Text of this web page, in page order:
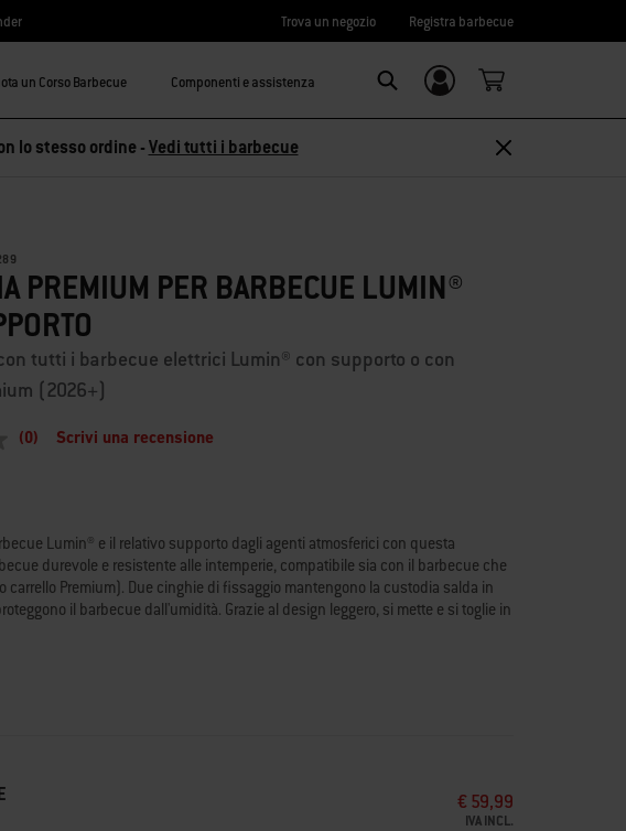
Trova un negozio Registra barbecue
un Corso Barbecue Componenti e assistenza
Accedi/
Registrati
lo stesso ordine -Vedi tutti i barbecue
PREMIUM PER BARBECUE LUMIN®
tutti i barbecue elettrici Lumin® con supporto o con
(2026+)
(0) Scrivi una recensione
Lumin® e il relativo supporto dagli agenti atmosferici con questa
durevole e resistente alle intemperie, compatibile sia con il barbecue che
carrello Premium). Due cinghie di fissaggio mantengono la custodia salda in
il barbecue dall'umidità. Grazie al design leggero, si mette e si toglie in
tutti i barbecue elettrici Lumin® con supporto o con carrello Premium (2026+)
€ 59,99
IVA INCL.